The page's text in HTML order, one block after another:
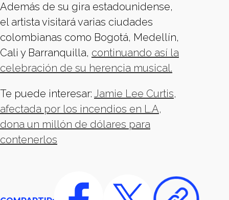
Además de su gira estadounidense,
el artista visitará varias ciudades
colombianas como Bogotá, Medellín,
Cali y Barranquilla, continuando así la
celebración de su herencia musical.
Te puede interesar: Jamie Lee Curtis,
afectada por los incendios en L.A,
dona un millón de dólares para
contenerlos